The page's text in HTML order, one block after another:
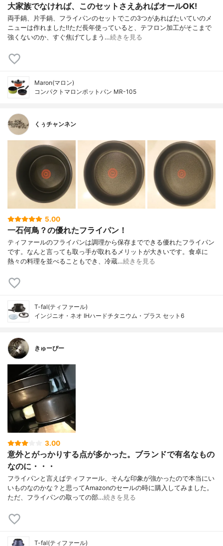
大家族でなければ、このセットさえあればオールOK!
両手鍋、片手鍋、フライパンのセットでこの3つがあればたいていのメ
ニューは作れました‼︎ただ長年使っていると、テフロン加工がそこまで
強くないのか、すぐ焦げてしまう…続きを見る
Maron(マロン)
コンパクトマロンポットパン MR-105
くぅチャンネン
5.00
一石何鳥？の優れたフライパン！
ティファールのフライパンは調理から保存までできる優れたフライパン
です。なんと言っても取っ手が取れるメリットが大きいです。食卓に
熱々の料理を並べることもでき、冷蔵…続きを見る
T-fal(ティファール)
インジニオ・ネオ IHハードチタニウム・プラス セット6
きゅーぴー
3.00
意外とがっかりする点が多かった。ブランドで有名なもの
なのに・・・
フライパンと言えばティファール、そんな印象が強かったので本当にい
いものなのかな？と思ってAmazonのセールの時に購入してみました。
ただ、フライパンの取っての部…続きを見る
T-fal(ティファール)